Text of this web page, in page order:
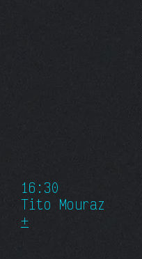
16:30
Tito Mouraz
+